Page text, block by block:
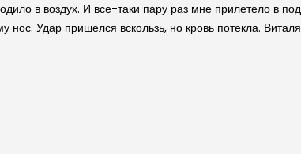
в воздух. И все-таки пару раз мне прилетело в
Удар пришелся вскользь, но кровь потекла. Виталя